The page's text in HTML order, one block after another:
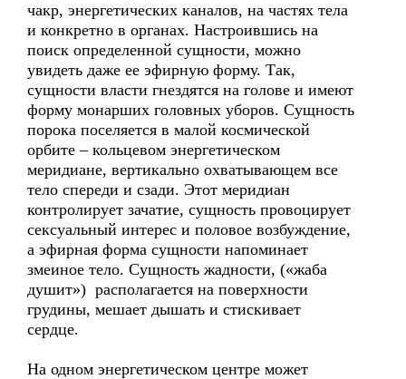
чакр, энергетических каналов, на частях тела
и конкретно в органах. Настроившись на
поиск определенной сущности, можно
увидеть даже ее эфирную форму. Так,
сущности власти гнездятся на голове и имеют
форму монарших головных уборов. Сущность
порока поселяется в малой космической
орбите – кольцевом энергетическом
меридиане, вертикально охватывающем все
тело спереди и сзади. Этот меридиан
контролирует зачатие, сущность провоцирует
сексуальный интерес и половое возбуждение,
а эфирная форма сущности напоминает
змеиное тело. Сущность жадности, («жаба
душит») располагается на поверхности
грудины, мешает дышать и стискивает
сердце.
На одном энергетическом центре может